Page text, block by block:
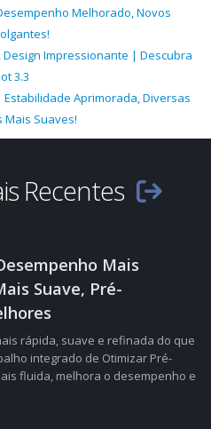
Melhorado, Novos
Design Impressionante | Descubra
3.3
Aprimorada, Diversas
Mais Suaves!
Recentes
Mais
Suave, Pré-
rápida, suave e refinada do que
integrado de Otimizar Pré-
fluida, melhora o desempenho e